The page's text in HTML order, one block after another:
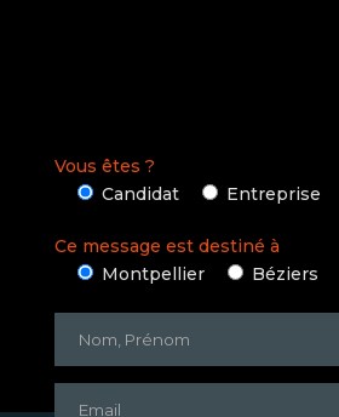
Vous êtes ?
Candidat
Entreprise
Ce message est destiné à
Montpellier
Béziers